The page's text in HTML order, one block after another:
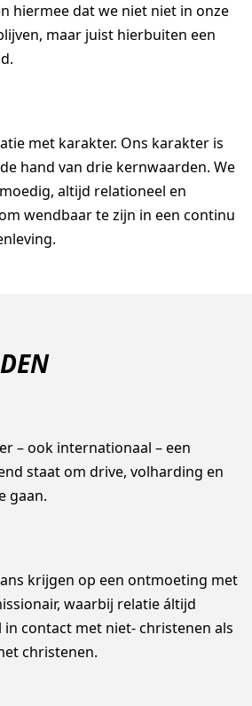
hiermee dat we niet niet in onze
maar juist hierbuiten een
met karakter. Ons karakter is
hand van drie kernwaarden. We
altijd relationeel en
wendbaar te zijn in een continu
– ook internationaal – een
staat om drive, volharding en
gaan.
krijgen op een ontmoeting met
waarbij relatie áltijd
contact met niet- christenen als
christenen.